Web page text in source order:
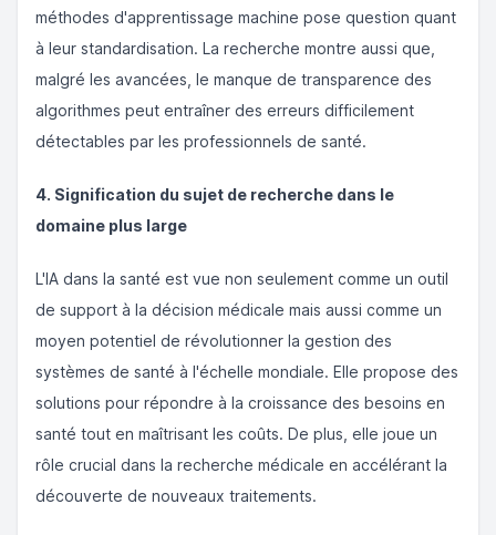
méthodes d'apprentissage machine pose question quant
à leur standardisation. La recherche montre aussi que,
malgré les avancées, le manque de transparence des
algorithmes peut entraîner des erreurs difficilement
détectables par les professionnels de santé.
4. Signification du sujet de recherche dans le
domaine plus large
L'IA dans la santé est vue non seulement comme un outil
de support à la décision médicale mais aussi comme un
moyen potentiel de révolutionner la gestion des
systèmes de santé à l'échelle mondiale. Elle propose des
solutions pour répondre à la croissance des besoins en
santé tout en maîtrisant les coûts. De plus, elle joue un
rôle crucial dans la recherche médicale en accélérant la
découverte de nouveaux traitements.